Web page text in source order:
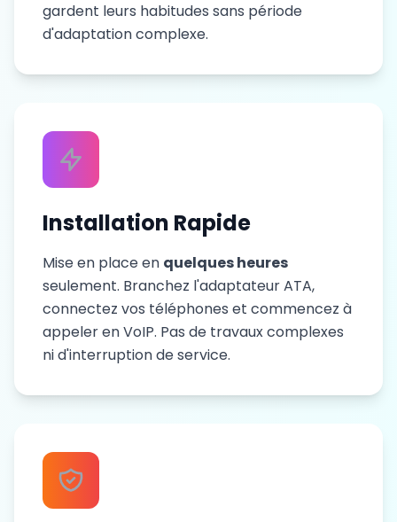
gardent leurs habitudes sans période
d'adaptation complexe.
Installation Rapide
Mise en place en quelques heures
seulement. Branchez l'adaptateur ATA,
connectez vos téléphones et commencez à
appeler en VoIP. Pas de travaux complexes
ni d'interruption de service.